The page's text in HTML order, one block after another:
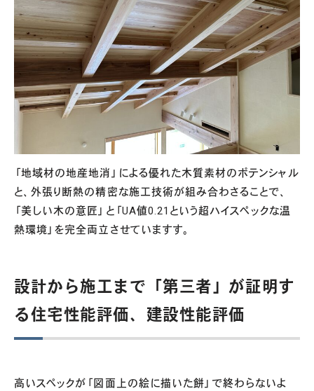
「地域材の地産地消」による優れた木質素材のポテンシャル
と、外張り断熱の精密な施工技術が組み合わさることで、
「美しい木の意匠」と「UA値0.21という超ハイスペックな温
熱環境」を完全両立させていますす。
設計から施工まで「第三者」が証明す
る住宅性能評価、建設性能評価
高いスペックが「図面上の絵に描いた餅」で終わらないよ